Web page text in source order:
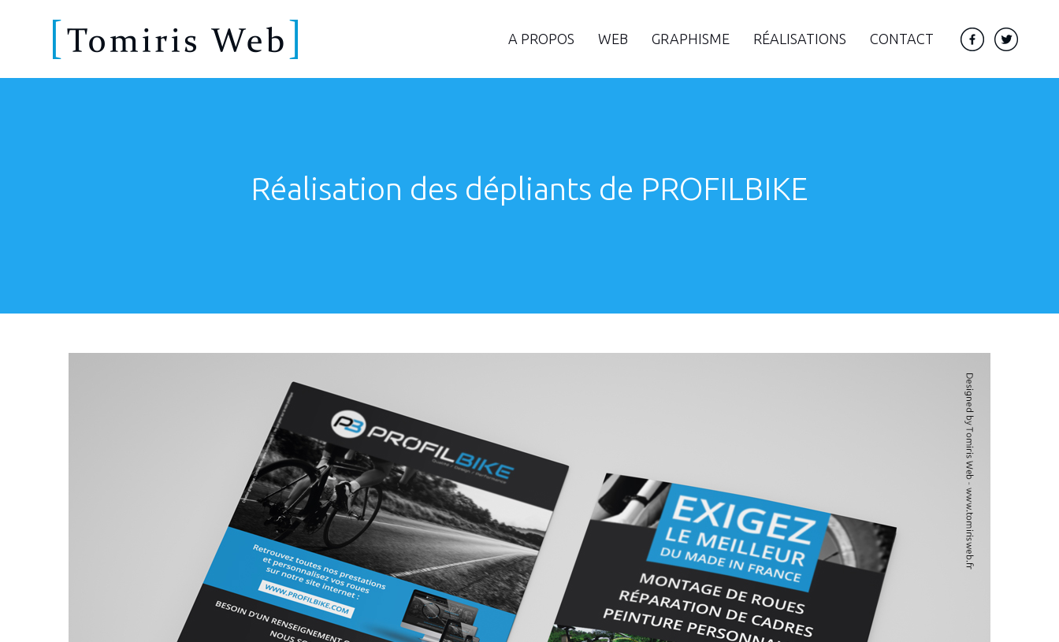
A PROPOS WEB GRAPHISME RÉALISATIONS CONTACT
Réalisation des dépliants de PROFILBIKE